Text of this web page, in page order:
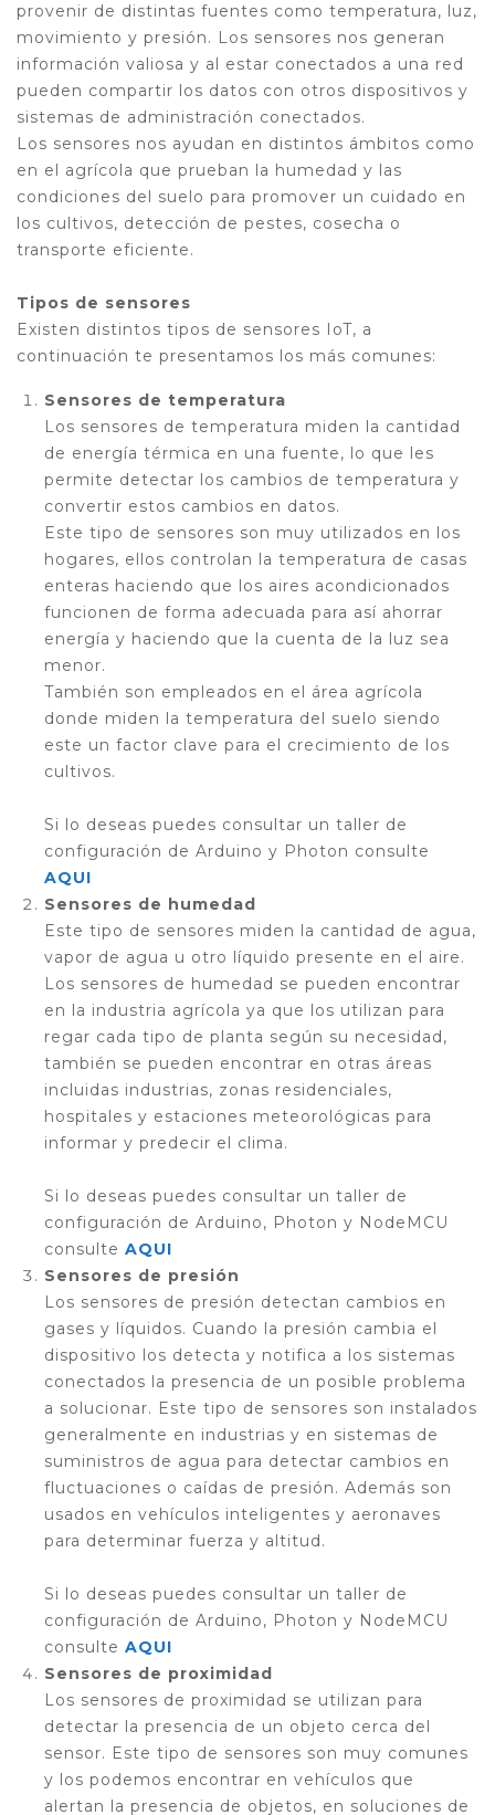
provenir de distintas fuentes como temperatura, luz,
movimiento y presión. Los sensores nos generan
información valiosa y al estar conectados a una red
pueden compartir los datos con otros dispositivos y
sistemas de administración conectados.
Los sensores nos ayudan en distintos ámbitos como
en el agrícola que prueban la humedad y las
condiciones del suelo para promover un cuidado en
los cultivos, detección de pestes, cosecha o
transporte eficiente.
Tipos de sensores
Existen distintos tipos de sensores IoT, a
continuación te presentamos los más comunes:
Sensores de temperatura
Los sensores de temperatura miden la cantidad
de energía térmica en una fuente, lo que les
permite detectar los cambios de temperatura y
convertir estos cambios en datos.
Este tipo de sensores son muy utilizados en los
hogares, ellos controlan la temperatura de casas
enteras haciendo que los aires acondicionados
funcionen de forma adecuada para así ahorrar
energía y haciendo que la cuenta de la luz sea
menor.
También son empleados en el área agrícola
donde miden la temperatura del suelo siendo
este un factor clave para el crecimiento de los
cultivos.
Si lo deseas puedes consultar un taller de
configuración de Arduino y Photon consulte
AQUI
Sensores de humedad
Este tipo de sensores miden la cantidad de agua,
vapor de agua u otro líquido presente en el aire.
Los sensores de humedad se pueden encontrar
en la industria agrícola ya que los utilizan para
regar cada tipo de planta según su necesidad,
también se pueden encontrar en otras áreas
incluidas industrias, zonas residenciales,
hospitales y estaciones meteorológicas para
informar y predecir el clima.
Si lo deseas puedes consultar un taller de
configuración de Arduino, Photon y NodeMCU
consulte AQUI
Sensores de presión
Los sensores de presión detectan cambios en
gases y líquidos. Cuando la presión cambia el
dispositivo los detecta y notifica a los sistemas
conectados la presencia de un posible problema
a solucionar. Este tipo de sensores son instalados
generalmente en industrias y en sistemas de
suministros de agua para detectar cambios en
fluctuaciones o caídas de presión. Además son
usados en vehículos inteligentes y aeronaves
para determinar fuerza y altitud.
Si lo deseas puedes consultar un taller de
configuración de Arduino, Photon y NodeMCU
consulte AQUI
Sensores de proximidad
Los sensores de proximidad se utilizan para
detectar la presencia de un objeto cerca del
sensor. Este tipo de sensores son muy comunes
y los podemos encontrar en vehículos que
alertan la presencia de objetos, en soluciones de